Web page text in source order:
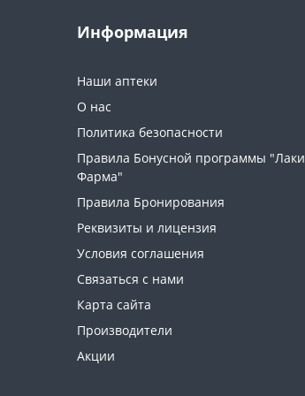
Информация
Наши аптеки
О нас
Политика безопасности
Правила Бонусной программы "Лаки
Фарма"
Правила Бронирования
Реквизиты и лицензия
Условия соглашения
Связаться с нами
Карта сайта
Производители
Акции